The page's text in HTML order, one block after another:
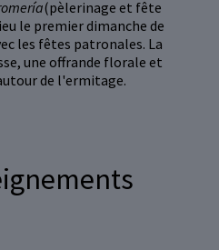
(pèlerinage et fête
le premier dimanche de
les fêtes patronales. La
une offrande florale et
de l'ermitage.